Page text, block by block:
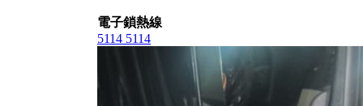
電子鎖熱線
5114 5114